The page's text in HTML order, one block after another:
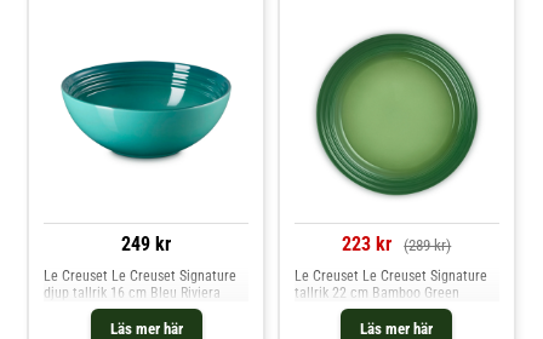
249 kr
Läs mer här
Le Creuset Le Creuset Signature
djup tallrik 16 cm Bleu Riviera
223 kr (289 kr)
Läs mer här
Le Creuset Le Creuset Signature
tallrik 22 cm Bamboo Green